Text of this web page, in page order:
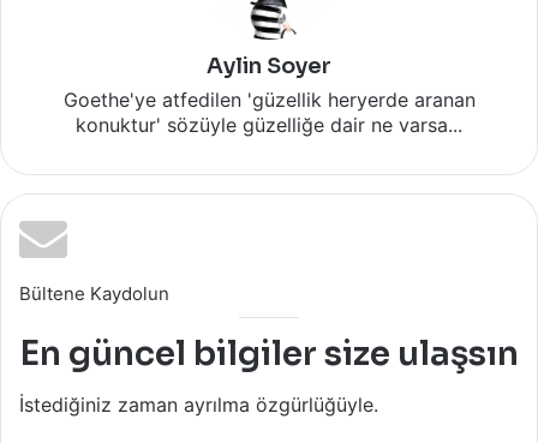
Aylin Soyer
Goethe'ye atfedilen 'güzellik heryerde aranan
konuktur' sözüyle güzelliğe dair ne varsa...
Bültene Kaydolun
En güncel bilgiler size ulaşsın
İstediğiniz zaman ayrılma özgürlüğüyle.